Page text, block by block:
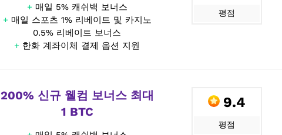
+ 매일 5% 캐쉬백 보너스
+ 매일 스포츠 1% 리베이트 및 카지노
0.5% 리베이트 보너스
+ 한화 계좌이체 결제 옵션 지원
평점
200% 신규 웰컴 보너스 최대
1 BTC
9.4
평점